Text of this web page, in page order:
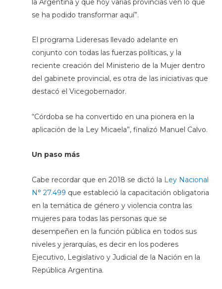
se ha podido transformar aquí”.
El programa Lideresas llevado adelante en
conjunto con todas las fuerzas políticas, y la
reciente creación del Ministerio de la Mujer dentro
del gabinete provincial, es otra de las iniciativas que
destacó el Vicegobernador.
“Córdoba se ha convertido en una pionera en la
aplicación de la Ley Micaela”, finalizó Manuel Calvo.
Un paso más
Cabe recordar que en 2018 se dictó la Ley Nacional
N° 27.499 que estableció la capacitación obligatoria
en la temática de género y violencia contra las
mujeres para todas las personas que se
desempeñen en la función pública en todos sus
niveles y jerarquías, es decir en los poderes
Ejecutivo, Legislativo y Judicial de la Nación en la
República Argentina.